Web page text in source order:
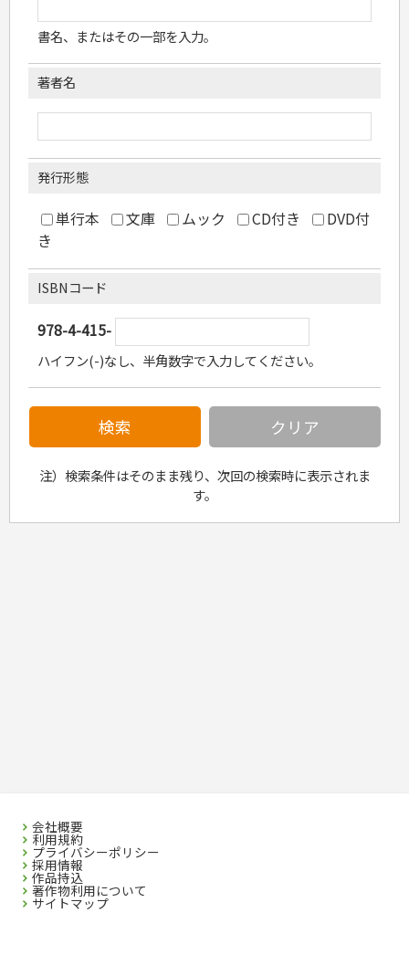
電気・危険物
調理師
消防設備士
その他資格試験
書名、またはその一部を入力。
著者名
発行形態
単行本 文庫 ムック CD付き
DVD付
き
ISBNコード
978-4-415-
ハイフン(-)なし、半角数字で入力してください。
注）検索条件はそのまま残り、次回の検索時に表示されま
す。
会社概要
利用規約
プライバシーポリシー
採用情報
作品持込
著作物利用について
サイトマップ